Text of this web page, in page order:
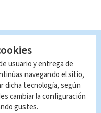
usuario y entrega de
navegando el sitio,
dicha tecnología, según
cambiar la configuración
gustes.